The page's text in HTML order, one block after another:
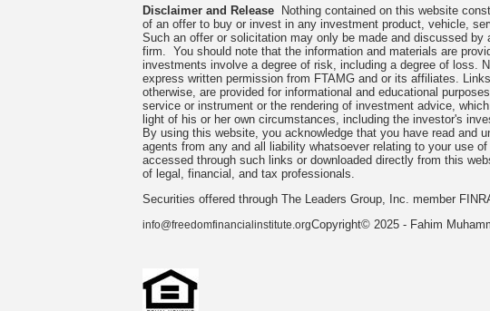
Disclaimer and ReleaseNothing contained on this website
of an offer to buy or invest in any investment product, vehicle,
Such an offer or solicitation may only be made and discussed
firm. You should note that the information and materials are
investments involve a degree of risk, including a degree of loss.
express written permission from FTAMG and or its affiliates.
otherwise, are provided for informational and educational
service or instrument or the rendering of investment advice,
light of his or her own circumstances, including the investor's
By using this website, you acknowledge that you have read and
agents from any and all liability whatsoever relating to your use
accessed through such links or downloaded directly from this
of legal, financial, and tax professionals.
Securities offered through The Leaders Group, Inc. member
info@freedomfinancialinstitute.orgCopyright© 2025 - Fahim